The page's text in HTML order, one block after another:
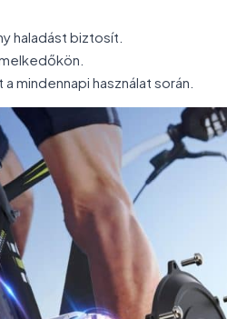
haladást biztosít.
mindennapi használat során.